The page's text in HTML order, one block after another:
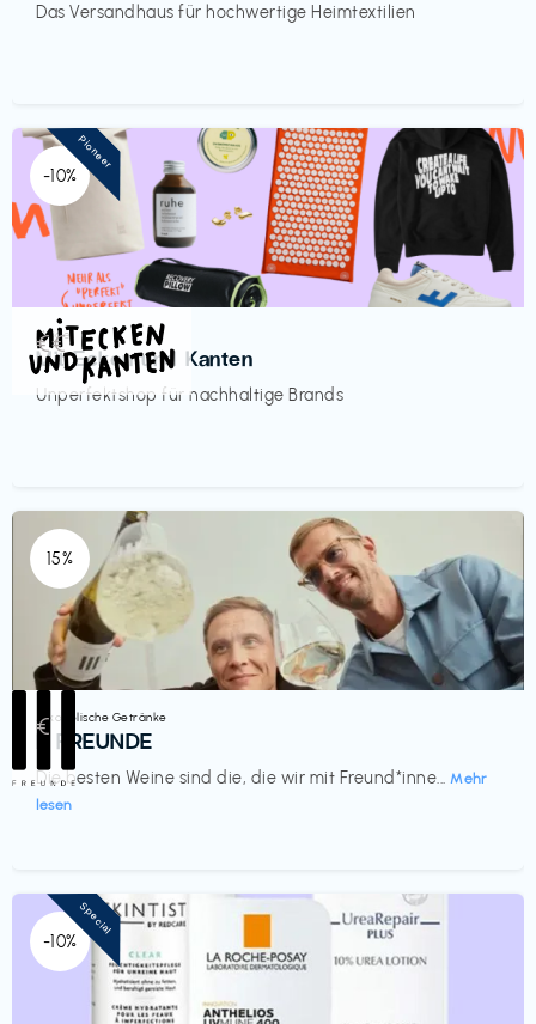
Das Versandhaus für hochwertige Heimtextilien
-10%
Mode
Mit Ecken und Kanten
Unperfektshop für nachhaltige Brands
€€‎
Pioneer
15%
Alkoholische Getränke
III FREUNDE
Die besten Weine sind die, die wir mit Freund*inne... Mehr
lesen
€‎
-10%
Special